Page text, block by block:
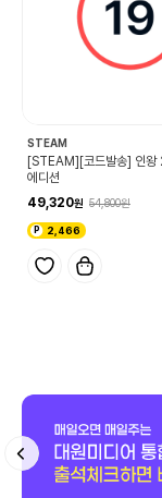
STEAM
[STEAM][코드발송] 인왕
에디션
49,320
54,800
2,466